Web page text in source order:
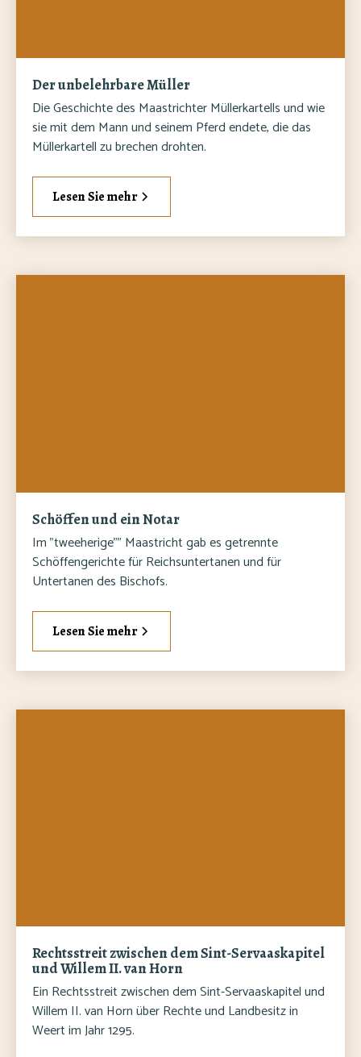
Der unbelehrbare Müller
Die Geschichte des Maastrichter Müllerkartells und wie
sie mit dem Mann und seinem Pferd endete, die das
Müllerkartell zu brechen drohten.
Lesen Sie mehr
Schöffen und ein Notar
Im "tweeherige"" Maastricht gab es getrennte
Schöffengerichte für Reichsuntertanen und für
Untertanen des Bischofs.
Lesen Sie mehr
Rechtsstreit zwischen dem Sint-Servaaskapitel
und Willem II. van Horn
Ein Rechtsstreit zwischen dem Sint-Servaaskapitel und
Willem II. van Horn über Rechte und Landbesitz in
Weert im Jahr 1295.